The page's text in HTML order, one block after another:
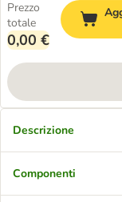
Prezzo
totale
0,00 €
Descrizione
Componenti